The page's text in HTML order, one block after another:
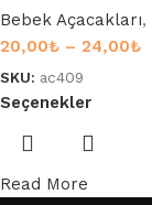
Bebek Açacakları,
20,00₺ – 24,00₺
SKU: ac409
Seçenekler
Read More